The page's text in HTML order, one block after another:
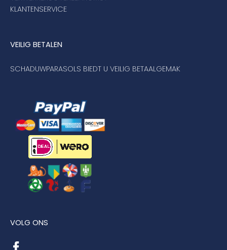
KLANTENSERVICE
VEILIG BETALEN
SCHADUWPARASOLS BIEDT U VEILIG BETAALGEMAK
VOLG ONS